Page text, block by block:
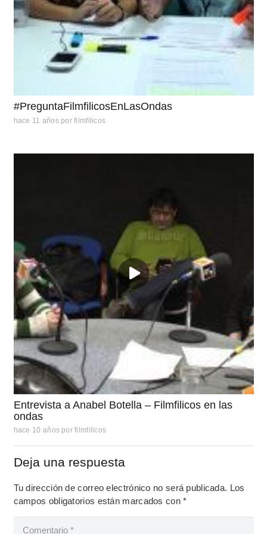
#PreguntaFilmfilicosEnLasOndas
hace 11 años por filmfilicos
Entrevista a Anabel Botella – Filmfilicos en las
ondas
hace 10 años por filmfilicos
Deja una respuesta
Tu dirección de correo electrónico no será publicada. Los
campos obligatorios están marcados con*